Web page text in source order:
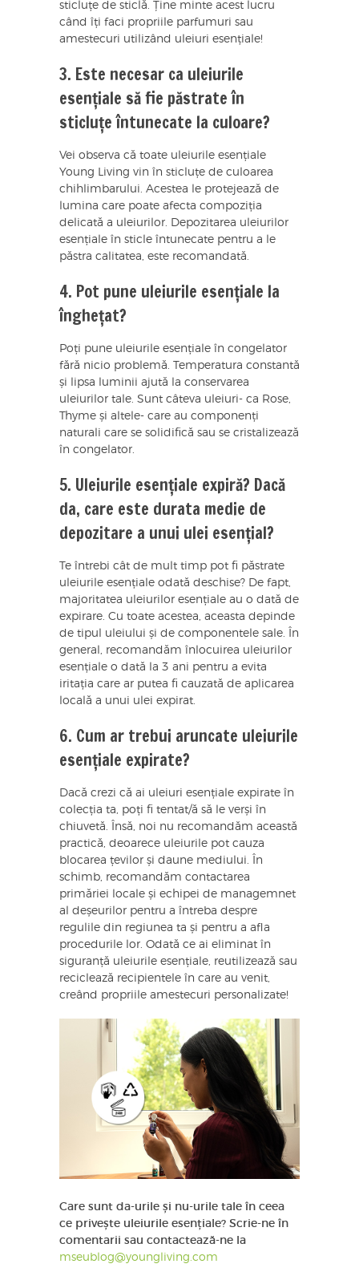
sticluțe de sticlă. Ține minte acest lucru
când îți faci propriile parfumuri sau
amestecuri utilizând uleiuri esențiale!
3. Este necesar ca uleiurile
esențiale să fie păstrate în
sticluțe întunecate la culoare?
Vei observa că toate uleiurile esențiale
Young Living vin în sticluțe de culoarea
chihlimbarului. Acestea le protejează de
lumina care poate afecta compoziția
delicată a uleiurilor. Depozitarea uleiurilor
esențiale în sticle întunecate pentru a le
păstra calitatea, este recomandată.
4. Pot pune uleiurile esențiale la
înghețat?
Poți pune uleiurile esențiale în congelator
fără nicio problemă. Temperatura constantă
și lipsa luminii ajută la conservarea
uleiurilor tale. Sunt câteva uleiuri- ca Rose,
Thyme și altele- care au componenți
naturali care se solidifică sau se cristalizează
în congelator.
5. Uleiurile esențiale expiră? Dacă
da, care este durata medie de
depozitare a unui ulei esențial?
Te întrebi cât de mult timp pot fi păstrate
uleiurile esențiale odată deschise? De fapt,
majoritatea uleiurilor esențiale au o dată de
expirare. Cu toate acestea, aceasta depinde
de tipul uleiului și de componentele sale. În
general, recomandăm înlocuirea uleiurilor
esențiale o dată la 3 ani pentru a evita
iritația care ar putea fi cauzată de aplicarea
locală a unui ulei expirat.
6. Cum ar trebui aruncate uleiurile
esențiale expirate?
Dacă crezi că ai uleiuri esențiale expirate în
colecția ta, poți fi tentat/ă să le verși în
chiuvetă. Însă, noi nu recomandăm această
practică, deoarece uleiurile pot cauza
blocarea țevilor și daune mediului. În
schimb, recomandăm contactarea
primăriei locale și echipei de managemnet
al deșeurilor pentru a întreba despre
regulile din regiunea ta și pentru a afla
procedurile lor. Odată ce ai eliminat în
siguranță uleiurile esențiale, reutilizează sau
reciclează recipientele în care au venit,
creând propriile amestecuri personalizate!
Care sunt da-urile și nu-urile tale în ceea
ce privește uleiurile esențiale? Scrie-ne în
comentarii sau contactează-ne la
mseublog@youngliving.com